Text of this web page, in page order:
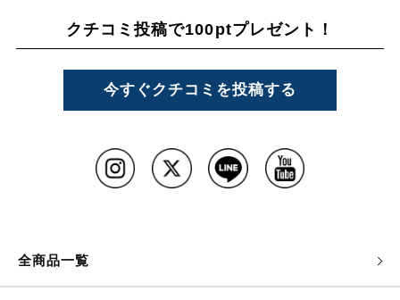
クチコミ投稿で100ptプレゼント！
今すぐクチコミを投稿する
全商品一覧